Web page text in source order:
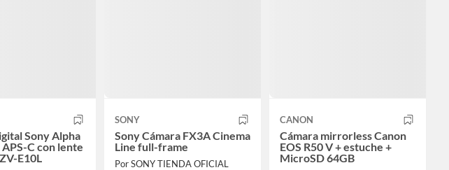
Sony Alpha
C con lente
E10L
SONY
Sony Cámara FX3A Cinema
Line full-frame
Por SONY TIENDA OFICIAL
CANON
Cámara mirrorless Canon
EOS R50 V + estuche +
MicroSD 64GB